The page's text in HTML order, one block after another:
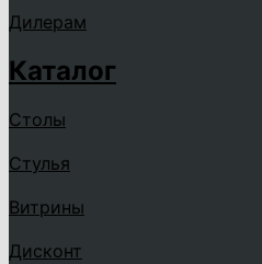
Дилерам
Каталог
Столы
Стулья
Витрины
Дисконт